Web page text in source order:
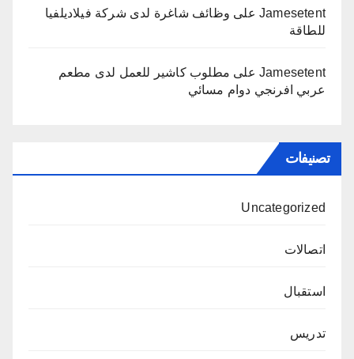
Jamesetent على وظائف شاغرة لدى شركة فيلاديلفيا
للطاقة
Jamesetent على مطلوب كاشير للعمل لدى مطعم
عربي افرنجي دوام مسائي
تصنيفات
Uncategorized
اتصالات
استقبال
تدريس